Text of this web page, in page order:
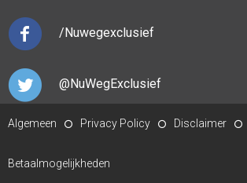
/Nuwegexclusief
@NuWegExclusief
Algemeen Privacy Policy Disclaimer
Betaalmogelijkheden